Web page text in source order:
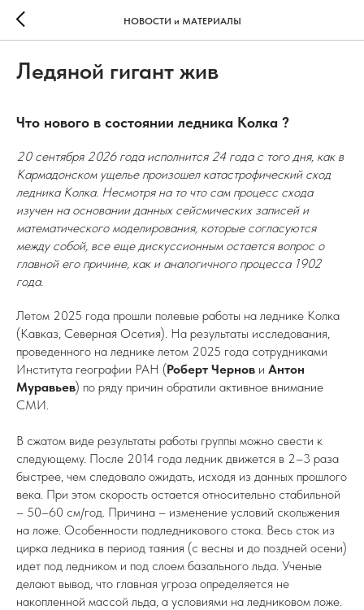
НОВОСТИ и МАТЕРИАЛЫ
Ледяной гигант жив
Что нового в состоянии ледника Колка ?
20 сентября 2026 года исполнится 24 года с того дня, как в
Кармадонском ущелье произошел катастрофический сход
ледника Колка. Несмотря на то что сам процесс схода
изучен на основании данных сейсмических записей и
математического моделирования, которые согласуются
между собой, все еще дискуссионным остается вопрос о
главной его причине, как и аналогичного процесса 1902
года.
Летом 2025 года прошли полевые работы на леднике Колка
(Кавказ, Северная Осетия). На результаты исследования,
проведенного на леднике летом 2025 года сотрудниками
Института географии РАН (Роберт Чернов и Антон
Муравьев) по ряду причин обратили активное внимание
СМИ.
В сжатом виде результаты работы группы можно свести к
следующему. После 2014 года ледник движется в 2–3 раза
быстрее, чем следовало ожидать, исходя из данных прошлого
века. При этом скорость остается относительно стабильной
– 50–60 см/год. Причина – изменение условий скольжения
на ложе. Особенности подледникового стока. Весь сток из
цирка ледника в период таяния (с весны и до поздней осени)
идет под ледником и под слоем базального льда. Ученые
делают вывод, что главная угроза определяется не
накопленной массой льда, а условиями на ледниковом ложе.